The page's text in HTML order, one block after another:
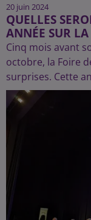
20 juin 2024
QUELLES
ANNÉE SUR
Cinq mois avant
octobre, la Foire
surprises. Cette